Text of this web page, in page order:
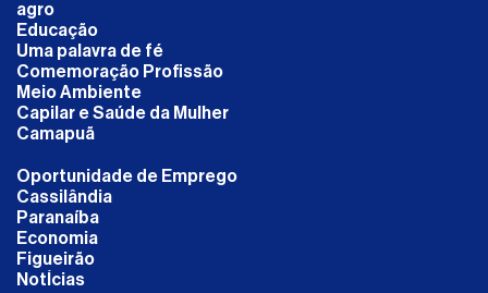
agro
Educação
Uma palavra de fé
Comemoração Profissão
Meio Ambiente
Capilar e Saúde da Mulher
Camapuã
Oportunidade de Emprego
Cassilândia
Paranaíba
Economia
Figueirão
NotÍcias